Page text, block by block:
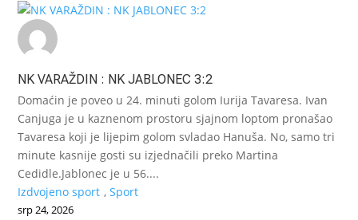
NK VARAŽDIN : NK JABLONEC 3:2
Domaćin je poveo u 24. minuti golom Iurija Tavaresa. Ivan
Canjuga je u kaznenom prostoru sjajnom loptom pronašao
Tavaresa koji je lijepim golom svladao Hanuša. No, samo tri
minute kasnije gosti su izjednačili preko Martina
Cedidle.Jablonec je u 56....
Izdvojeno sport ,Sport
srp 24, 2026